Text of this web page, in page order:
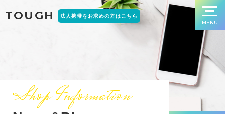
TOUGH 法人携帯をお求めの方はこちら
MENU
Shop Information